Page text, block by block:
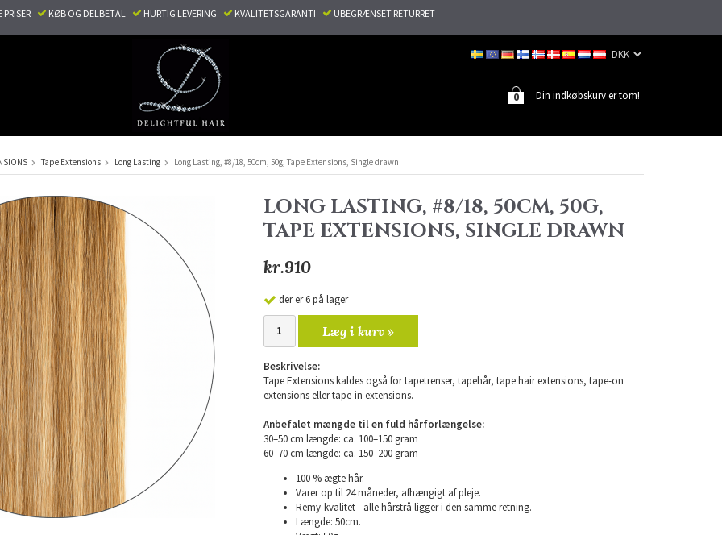
KØB OG DELBETAL HURTIG LEVERING KVALITETSGARANTI UBEGRÆNSET RETURRET
Din indkøbskurv er tom!
0
Tape Extensions Long Lasting Long Lasting, #8/18, 50cm, 50g, Tape Extensions, Single drawn
LONG LASTING, #8/18, 50CM, 50G,
TAPE EXTENSIONS, SINGLE DRAWN
kr.910
der er 6 på lager
Læg i kurv »
Beskrivelse:
Tape Extensions kaldes også for tapetrenser, tapehår, tape hair extensions, tape-on
extensions eller tape-in extensions.
Anbefalet mængde til en fuld hårforlængelse:
30–50 cm længde: ca. 100–150 gram
60–70 cm længde: ca. 150–200 gram
100 % ægte hår.
Varer op til 24 måneder, afhængigt af pleje.
Remy-kvalitet - alle hårstrå ligger i den samme retning.
Længde: 50cm.